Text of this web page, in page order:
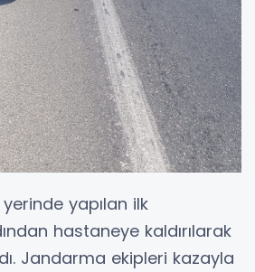
yerinde yapılan ilk
hastaneye kaldırılarak
Jandarma ekipleri kazayla